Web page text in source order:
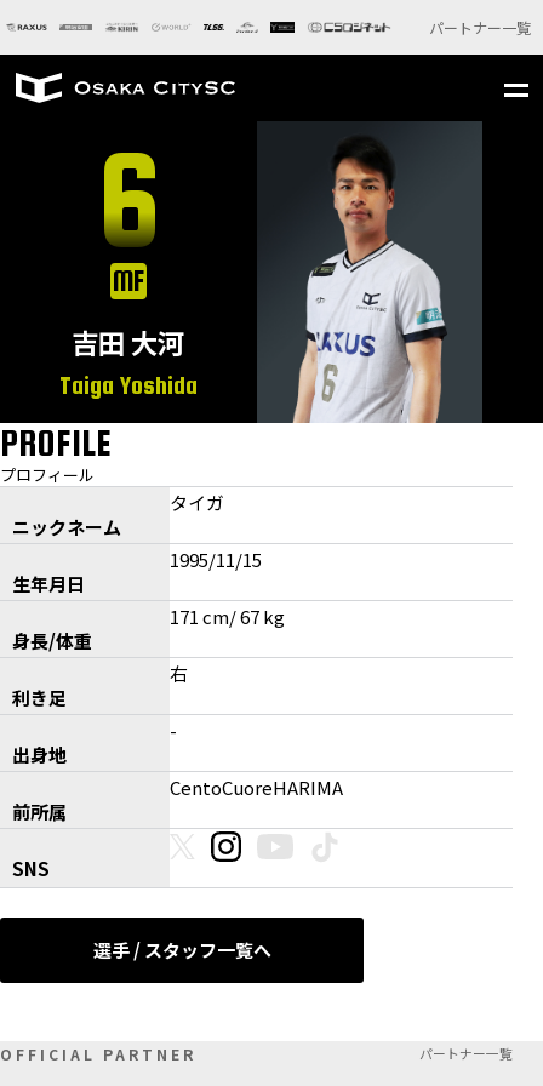
パートナー一覧
6
MF
吉田 大河
Taiga Yoshida
PROFILE
プロフィール
ニックネーム
タイガ
生年月日
1995/11/15
身長/体重
171 cm/ 67 kg
利き足
右
出身地
-
前所属
CentoCuoreHARIMA
SNS
選手 / スタッフ一覧へ
OFFICIAL PARTNER パートナー一覧